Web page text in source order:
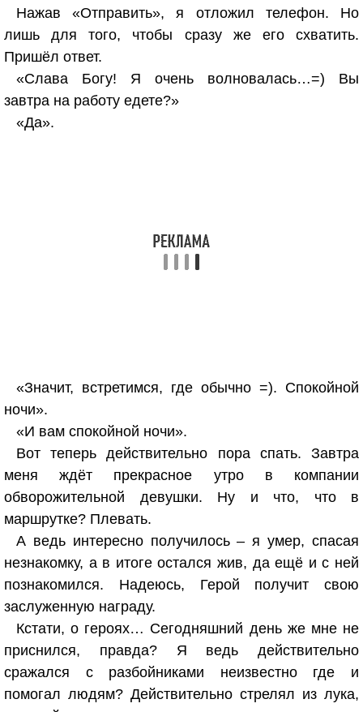
Нажав «Отправить», я отложил телефон. Но
лишь для того, чтобы сразу же его схватить.
Пришёл ответ.
«Слава Богу! Я очень волновалась…=) Вы
завтра на работу едете?»
«Да».
«Значит, встретимся, где обычно =). Спокойной
ночи».
«И вам спокойной ночи».
Вот теперь действительно пора спать. Завтра
меня ждёт прекрасное утро в компании
обворожительной девушки. Ну и что, что в
маршрутке? Плевать.
А ведь интересно получилось – я умер, спасая
незнакомку, а в итоге остался жив, да ещё и с ней
познакомился. Надеюсь, Герой получит свою
заслуженную награду.
Кстати, о героях… Сегодняшний день же мне не
приснился, правда? Я ведь действительно
сражался с разбойниками неизвестно где и
помогал людям? Действительно стрелял из лука,